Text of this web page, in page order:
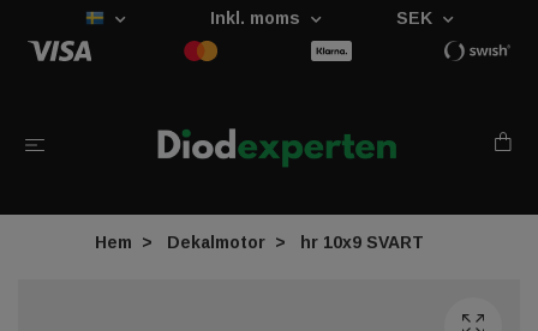
Inkl. moms SEK
Hem Dekalmotor hr 10x9 SVART